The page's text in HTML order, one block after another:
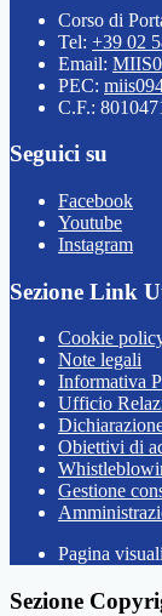
Corso di
Tel: +39 02
Email:
PEC:
C.F.:
Seguici su
Facebook
Youtube
Instagram
Sezione Link
Cookie
Note legali
Informativa
Ufficio
Obiettivi di
Gestione
Pagina
Sezione